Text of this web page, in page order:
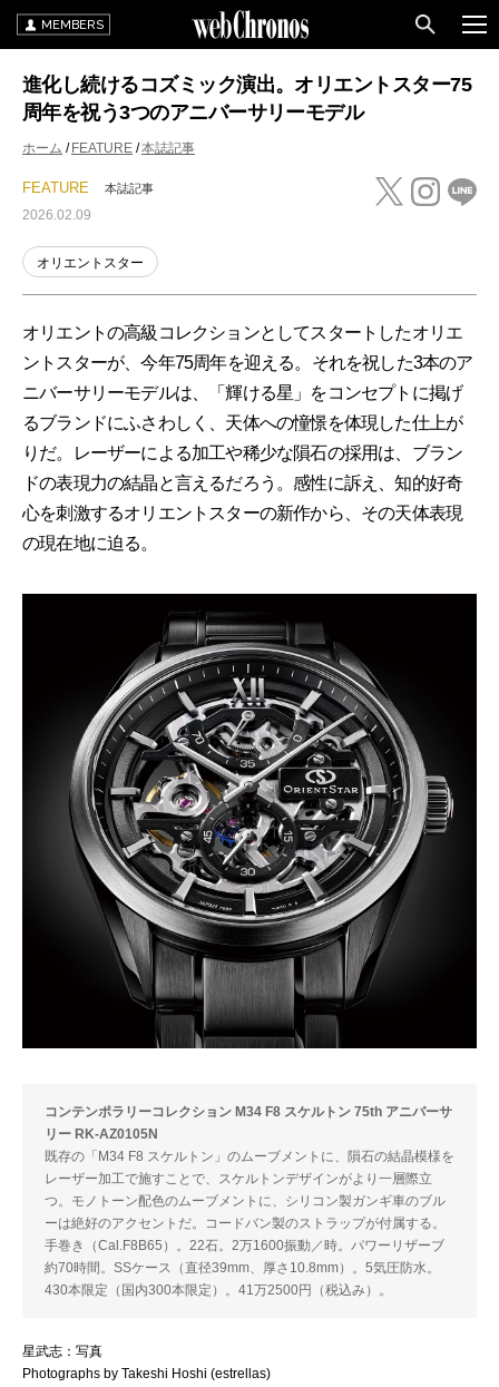
MEMBERS
進化し続けるコズミック演出。オリエントスター75
周年を祝う3つのアニバーサリーモデル
ホーム FEATURE 本誌記事
FEATURE 本誌記事
2026.02.09
オリエントスター
オリエントの高級コレクションとしてスタートしたオリエ
ントスターが、今年75周年を迎える。それを祝した3本のア
ニバーサリーモデルは、「輝ける星」をコンセプトに掲げ
るブランドにふさわしく、天体への憧憬を体現した仕上が
りだ。レーザーによる加工や稀少な隕石の採用は、ブラン
ドの表現力の結晶と言えるだろう。感性に訴え、知的好奇
心を刺激するオリエントスターの新作から、その天体表現
の現在地に迫る。
コンテンポラリーコレクション M34 F8 スケルトン 75th アニバーサ
リー RK-AZ0105N
既存の「M34 F8 スケルトン」のムーブメントに、隕石の結晶模様を
レーザー加工で施すことで、スケルトンデザインがより一層際立
つ。モノトーン配色のムーブメントに、シリコン製ガンギ車のブル
ーは絶好のアクセントだ。コードバン製のストラップが付属する。
手巻き（Cal.F8B65）。22石。2万1600振動／時。パワーリザーブ
約70時間。SSケース（直径39mm、厚さ10.8mm）。5気圧防水。
430本限定（国内300本限定）。41万2500円（税込み）。
星武志：写真
Photographs by Takeshi Hoshi (estrellas)